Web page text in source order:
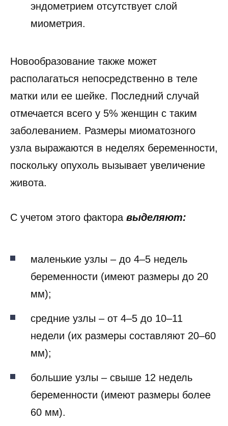
эндометрием отсутствует слой
миометрия.
Новообразование также может
располагаться непосредственно в теле
матки или ее шейке. Последний случай
отмечается всего у 5% женщин с таким
заболеванием. Размеры миоматозного
узла выражаются в неделях беременности,
поскольку опухоль вызывает увеличение
живота.
С учетом этого фактора выделяют:
маленькие узлы – до 4–5 недель
беременности (имеют размеры до 20
мм);
средние узлы – от 4–5 до 10–11
недели (их размеры составляют 20–60
мм);
большие узлы – свыше 12 недель
беременности (имеют размеры более
60 мм).